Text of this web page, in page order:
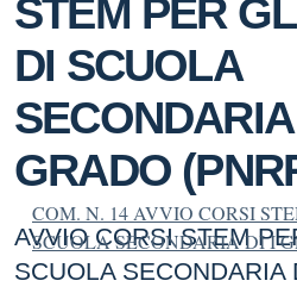
STEM PER
DI SCUOLA
GRADO
AVVIO CORSI STEM
SCUOLA SECONDARIA
COM. N. 14 AVVIO CORSI
SCUOLA SECONDARIA DI I